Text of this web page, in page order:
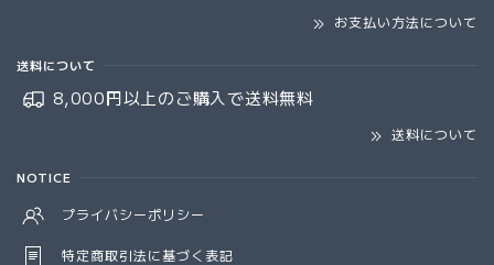
お支払い方法について
送料について
8,000円以上のご購入で送料無料
送料について
NOTICE
プライバシーポリシー
特定商取引法に基づく表記